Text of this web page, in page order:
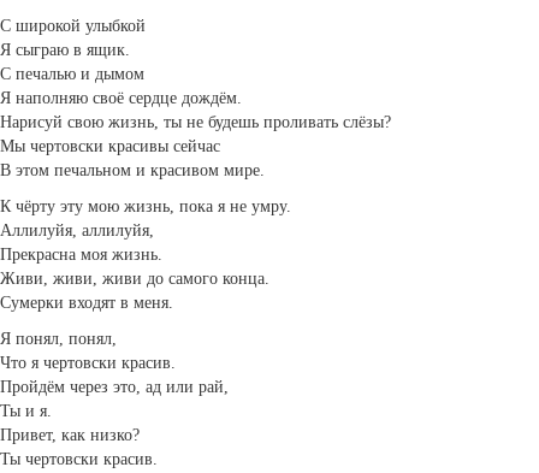
С широкой улыбкой
Я сыграю в ящик.
С печалью и дымом
Я наполняю своё сердце дождём.
Нарисуй свою жизнь, ты не будешь проливать слёзы?
Мы чертовски красивы сейчас
В этом печальном и красивом мире.
К чёрту эту мою жизнь, пока я не умру.
Аллилуйя, аллилуйя,
Прекрасна моя жизнь.
Живи, живи, живи до самого конца.
Сумерки входят в меня.
Я понял, понял,
Что я чертовски красив.
Пройдём через это, ад или рай,
Ты и я.
Привет, как низко?
Ты чертовски красив.